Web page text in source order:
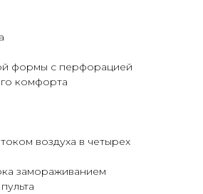
формы с перфорацией
комфорта
воздуха в четырех
замораживанием